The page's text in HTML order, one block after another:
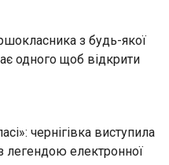
з будь-якої
одного щоб відкрити
чернігівка виступила
легендою електронної